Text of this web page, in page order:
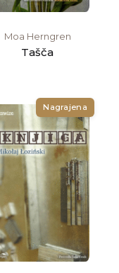
Moa Herngren
Tašča
Nagrajena